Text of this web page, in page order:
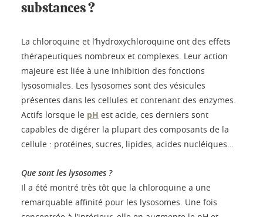
substances ?
La chloroquine et l’hydroxychloroquine ont des effets
thérapeutiques nombreux et complexes. Leur action
majeure est liée à une inhibition des fonctions
lysosomiales. Les lysosomes sont des vésicules
présentes dans les cellules et contenant des enzymes.
Actifs lorsque le pH est acide, ces derniers sont
capables de digérer la plupart des composants de la
cellule : protéines, sucres, lipides, acides nucléiques…
Que sont les lysosomes ?
Il a été montré très tôt que la chloroquine a une
remarquable affinité pour les lysosomes. Une fois